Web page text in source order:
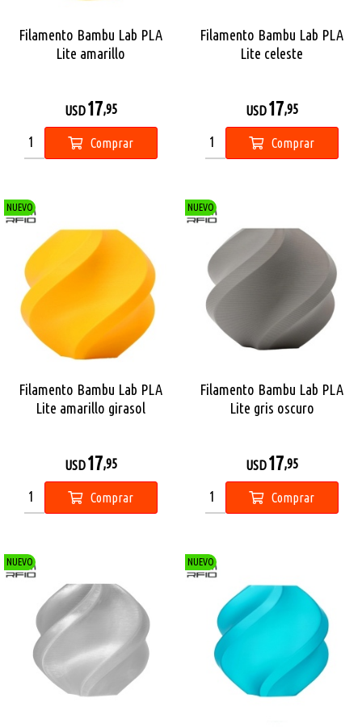
Filamento Bambu Lab PLA
Lite amarillo
USD17,95
Comprar
Filamento Bambu Lab PLA
Lite celeste
USD17,95
Comprar
NUEVO
Filamento Bambu Lab PLA
Lite amarillo girasol
USD17,95
Comprar
NUEVO
Filamento Bambu Lab PLA
Lite gris oscuro
USD17,95
Comprar
NUEVO NUEVO